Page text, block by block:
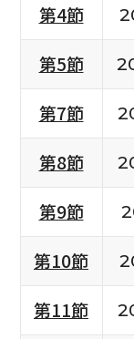
第4節
第5節
第7節
第8節
第9節
第10節
第11節